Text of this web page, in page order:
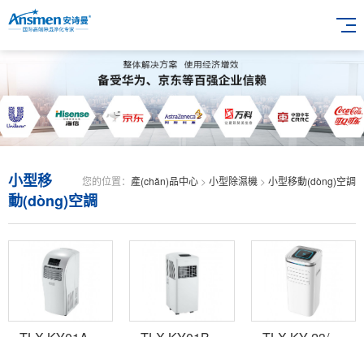
您的位置： 產(chǎn)品中心 > 小型除濕機 > 小型移動(dòng)空調
小型移
動(dòng)空調